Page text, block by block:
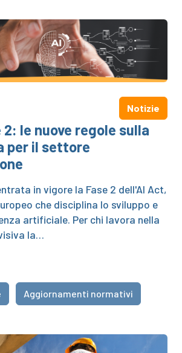
Notizie
le nuove regole sulla
per il settore
in vigore la Fase 2 dell'AI Act,
che disciplina lo sviluppo e
artificiale. Per chi lavora nella
la…
Aggiornamenti normativi